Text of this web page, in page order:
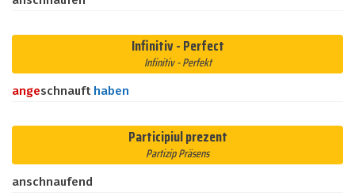
Infinitiv - Perfect
Infinitiv - Perfekt
angeschnauft haben
Participiul prezent
Partizip Präsens
anschnaufend